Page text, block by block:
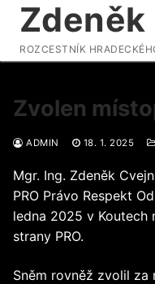
Přeskočit
obsah
Zdeněk
ROZCESTNÍK
Zvolen
ADMIN 18. 1. 2025
Mgr. Ing. Zdeněk
PRO Právo Respekt
ledna 2025 v Koutech
strany PRO.
Sněm rovněž zvolil za